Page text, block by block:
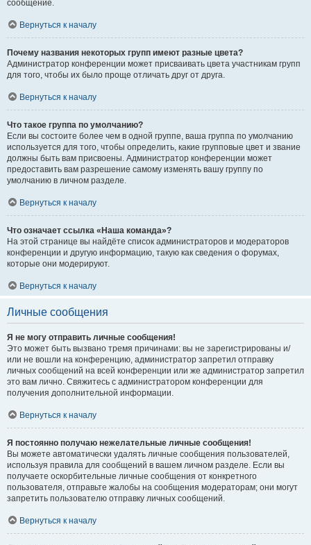
сообщение.
Вернуться к началу
Почему названия некоторых групп имеют разные цвета?
Администратор конференции может присваивать цвета участникам групп
для того, чтобы их было проще отличать друг от друга.
Вернуться к началу
Что такое группа по умолчанию?
Если вы состоите более чем в одной группе, ваша группа по умолчанию
используется для того, чтобы определить, какие групповые цвет и звание
должны быть вам присвоены. Администратор конференции может
предоставить вам разрешение самому изменять вашу группу по
умолчанию в личном разделе.
Вернуться к началу
Что означает ссылка «Наша команда»?
На этой странице вы найдёте список администраторов и модераторов
конференции и другую информацию, такую как сведения о форумах,
которые они модерируют.
Вернуться к началу
Личные сообщения
Я не могу отправить личные сообщения!
Это может быть вызвано тремя причинами: вы не зарегистрированы и/
или не вошли на конференцию, администратор запретил отправку
личных сообщений на всей конференции или же администратор запретил
это вам лично. Свяжитесь с администратором конференции для
получения дополнительной информации.
Вернуться к началу
Я постоянно получаю нежелательные личные сообщения!
Вы можете автоматически удалять личные сообщения пользователей,
используя правила для сообщений в вашем личном разделе. Если вы
получаете оскорбительные личные сообщения от конкретного
пользователя, отправьте жалобы на сообщения модераторам; они могут
запретить пользователю отправку личных сообщений.
Вернуться к началу